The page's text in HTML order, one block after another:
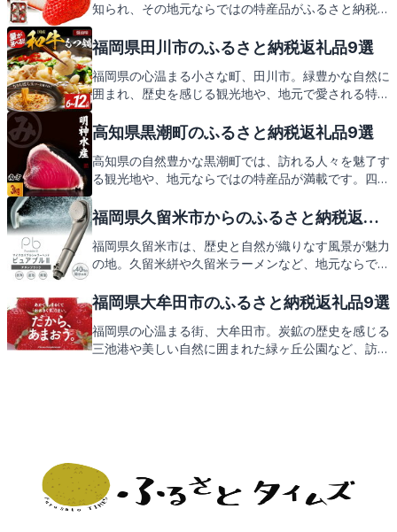
知られ、その地元ならではの特産品がふるさと納税の
訪れた際に訪れたいスポットや味わいたいご当地グル
ご期待ください。
福岡県田川市のふるさと納税返礼品9選
福岡県の心温まる小さな町、田川市。緑豊かな自然に
囲まれ、歴史を感じる観光地や、地元で愛される特産
ろとともに、ふるさと納税の返礼品にもご期待くださ
高知県黒潮町のふるさと納税返礼品9選
高知県の自然豊かな黒潮町では、訪れる人々を魅了す
る観光地や、地元ならではの特産品が満載です。四万
な海の幸など、黒潮町ならではの魅力を存分にお楽し
品もご期待ください。
福岡県久留米市からのふるさと納税返礼
品9選
福岡県久留米市は、歴史と自然が織りなす風景が魅力
の地。久留米絣や久留米ラーメンなど、地元ならでは
の見どころとともに、ふるさと納税の返礼品にもご期
福岡県大牟田市のふるさと納税返礼品9選
福岡県の心温まる街、大牟田市。炭鉱の歴史を感じる
三池港や美しい自然に囲まれた緑ヶ丘公園など、訪れ